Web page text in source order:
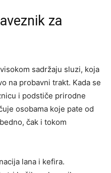
za
sadržaju sluzi, koja
na probavni trakt. Kada se
i podstiče prirodne
osobama koje pate od
čak i tokom
lana i kefira.